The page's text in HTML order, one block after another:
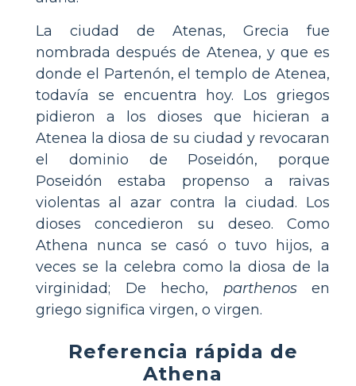
La ciudad de Atenas, Grecia fue
nombrada después de Atenea, y que es
donde el Partenón, el templo de Atenea,
todavía se encuentra hoy. Los griegos
pidieron a los dioses que hicieran a
Atenea la diosa de su ciudad y revocaran
el dominio de Poseidón, porque
Poseidón estaba propenso a raivas
violentas al azar contra la ciudad. Los
dioses concedieron su deseo. Como
Athena nunca se casó o tuvo hijos, a
veces se la celebra como la diosa de la
virginidad; De hecho, parthenosen
griego significa virgen, o virgen.
Referencia rápida de
Athena